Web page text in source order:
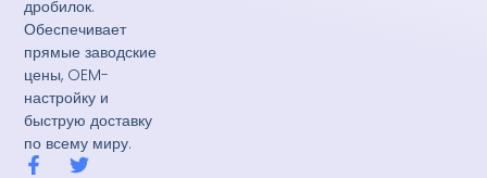
дробилок.
Обеспечивает
прямые заводские
цены, OEM-
настройку и
быструю доставку
по всему миру.
F
T